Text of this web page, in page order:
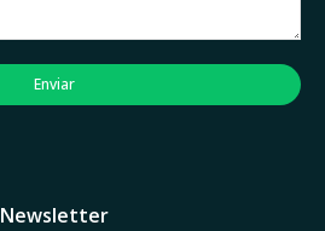
Enviar
Newsletter